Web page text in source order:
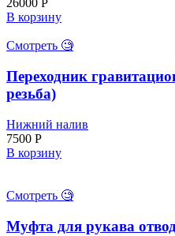
26000 Р
В корзину
Смотреть 🧐
Переходник
резьба)
Нижний налив
7500 Р
В корзину
Смотреть 🧐
Муфта для рукава